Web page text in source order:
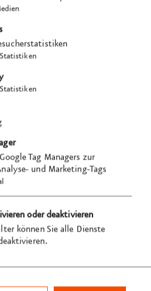
Tag Managers zur
und Marketing-Tags
oder deaktivieren
können Sie alle Dienste